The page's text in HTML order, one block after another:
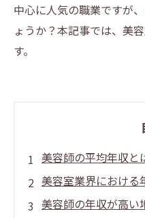
中心に人気の職業ですが
ょうか？本記事では、美
す。
美容師の平均年収と
美容室業界における
美容師の年収が高い